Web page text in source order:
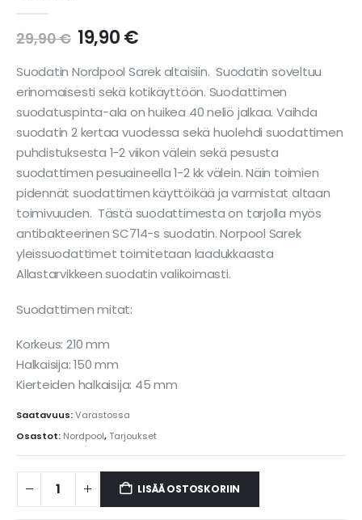
29,90€ 19,90€
Suodatin Nordpool Sarek altaisiin. Suodatin soveltuu
erinomaisesti sekä kotikäyttöön. Suodattimen
suodatuspinta-ala on huikea 40 neliö jalkaa. Vaihda
suodatin 2 kertaa vuodessa sekä huolehdi suodattimen
puhdistuksesta 1-2 viikon välein sekä pesusta
suodattimen pesuaineella 1-2 kk välein. Näin toimien
pidennät suodattimen käyttöikää ja varmistat altaan
toimivuuden. Tästä suodattimesta on tarjolla myös
antibakteerinen SC714-s suodatin. Norpool Sarek
yleissuodattimet toimitetaan laadukkaasta
Allastarvikkeen suodatin valikoimasti.
Suodattimen mitat:
Korkeus: 210 mm
Halkaisija: 150 mm
Kierteiden halkaisija: 45 mm
Saatavuus:Varastossa
Osastot: Nordpool,Tarjoukset
LISÄÄ OSTOSKORIIN